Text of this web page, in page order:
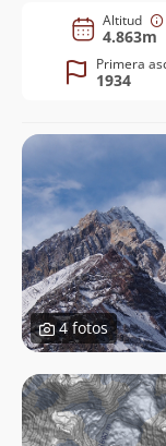
Altitud
4.863m
Primera
1934
4 fotos